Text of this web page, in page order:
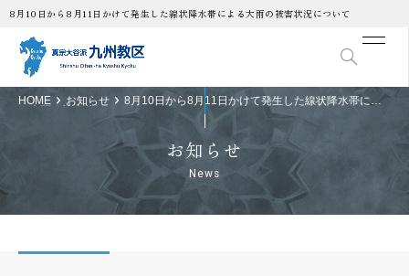
8月10日から8月11日かけて発生した線状降水帯による大雨の被害状況について
HOME お知らせ 8月10日から8月11日かけて発生した線状降水帯によ
る大雨の被害状況について
お知らせ
News